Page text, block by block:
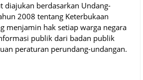
diajukan berdasarkan Undang-
2008 tentang Keterbukaan
menjamin hak setiap warga negara
publik dari badan publik
peraturan perundang-undangan.